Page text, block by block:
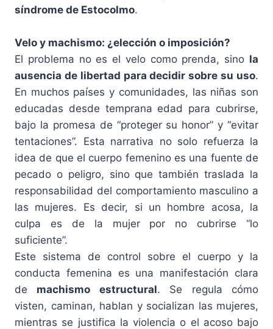
síndrome de Estocolmo.
Velo y machismo: ¿elección o imposición?
El problema no es el velo como prenda, sino la
ausencia de libertad para decidir sobre su uso.
En muchos países y comunidades, las niñas son
educadas desde temprana edad para cubrirse,
bajo la promesa de “proteger su honor” y “evitar
tentaciones”. Esta narrativa no solo refuerza la
idea de que el cuerpo femenino es una fuente de
pecado o peligro, sino que también traslada la
responsabilidad del comportamiento masculino a
las mujeres. Es decir, si un hombre acosa, la
culpa es de la mujer por no cubrirse “lo
suficiente”.
Este sistema de control sobre el cuerpo y la
conducta femenina es una manifestación clara
de machismo estructural. Se regula cómo
visten, caminan, hablan y socializan las mujeres,
mientras se justifica la violencia o el acoso bajo